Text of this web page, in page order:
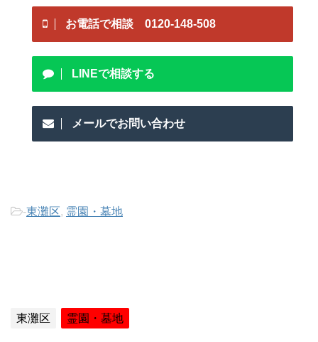
お電話で相談 0120-148-508
LINEで相談する
メールでお問い合わせ
-東灘区, 霊園・墓地
東灘区 霊園・墓地